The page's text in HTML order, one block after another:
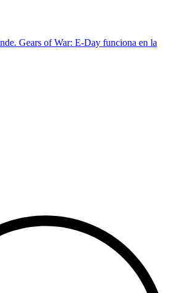
Gears of War: E-Day funciona en la